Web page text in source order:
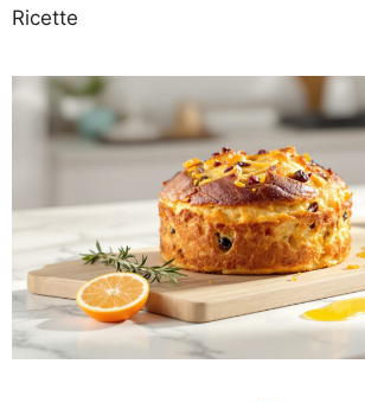
Ricette